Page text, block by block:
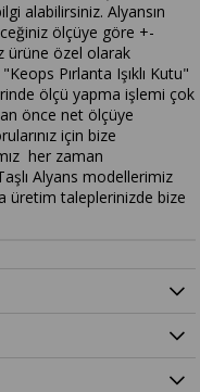
alabilirsiniz. Alyansın
ölçüye göre +-
ürüne özel olarak
Pırlanta Işıklı Kutu"
ölçü yapma işlemi çok
önce net ölçüye
için bize
her zaman
Alyans modellerimiz
üretim taleplerinizde bize